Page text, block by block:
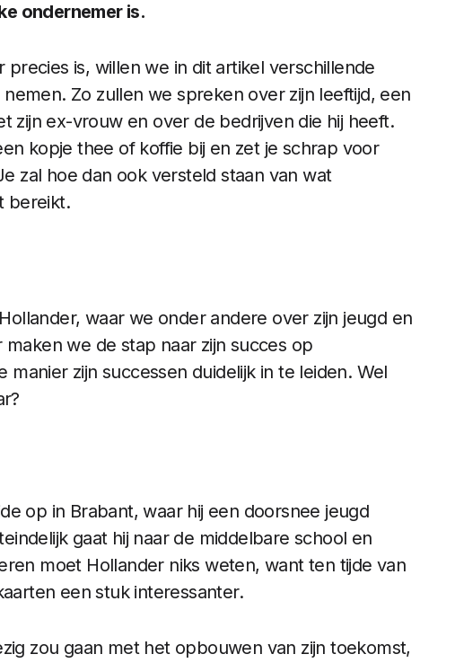
ondernemer is.
is, willen we in dit artikel verschillende
Zo zullen we spreken over zijn leeftijd, een
zijn ex-vrouw en over de bedrijven die hij heeft.
kopje thee of koffie bij en zet je schrap voor
zal hoe dan ook versteld staan van wat
bereikt.
waar we onder andere over zijn jeugd en
we de stap naar zijn succes op
zijn successen duidelijk in te leiden. Wel
op in Brabant, waar hij een doorsnee jeugd
gaat hij naar de middelbare school en
moet Hollander niks weten, want ten tijde van
een stuk interessanter.
zou gaan met het opbouwen van zijn toekomst,